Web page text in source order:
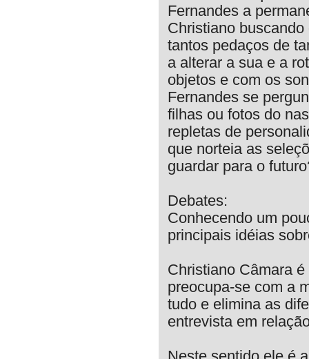
Fernandes a
Christiano
tantos pedaços de
a alterar a sua e a
objetos e com os
Fernandes se
filhas ou fotos do
repletas de
que norteia as
guardar para o
Debates:
Conhecendo um
principais idéias
Christiano Câmara
preocupa-se com a
tudo e elimina as
entrevista em